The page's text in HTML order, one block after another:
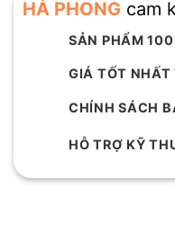
HÀ PHONG cam
SẢN PHẨM
GIÁ TỐT
CHÍNH SÁCH
HỖ TRỢ KỸ